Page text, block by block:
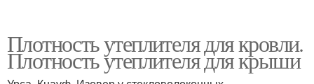
Плотность утеплителя для кровли.
Плотность утеплителя для крыши